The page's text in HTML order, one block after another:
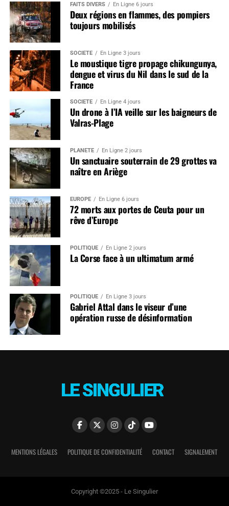
FAITS DIVERS En Ligne 6 jours
Deux régions en flammes, des pompiers
toujours mobilisés
SOCIÉTÉ En Ligne 3 jours
Le moustique tigre propage chikungunya,
dengue et virus du Nil dans le sud de la
France
SOCIÉTÉ En Ligne 4 jours
Un drone à l’IA veille sur les baigneurs de
Valras-Plage
PLANÈTE En Ligne 2 jours
Un sanctuaire souterrain de 29 grottes va
naître en Ariège
EUROPE En Ligne 6 jours
72 morts aux portes de Ceuta pour un
rêve d’Europe
POLITIQUE En Ligne 2 jours
La Corse face à un ultimatum armé
POLITIQUE En Ligne 3 jours
Gabriel Attal dans le viseur d’une
opération russe de désinformation
MENTIONS LÉGALES POLITIQUE DE CONFIDENTIALITÉ CONTACT SIGNALEMENT
Copyright ©2025 - Le Singulier